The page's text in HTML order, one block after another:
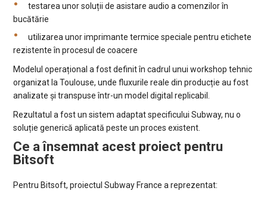
testarea unor soluții de asistare audio a comenzilor în
bucătărie
utilizarea unor imprimante termice speciale pentru etichete
rezistente în procesul de coacere
Modelul operațional a fost definit în cadrul unui workshop tehnic
organizat la Toulouse, unde fluxurile reale din producție au fost
analizate și transpuse într-un model digital replicabil.
Rezultatul a fost un sistem adaptat specificului Subway, nu o
soluție generică aplicată peste un proces existent.
Ce a însemnat acest proiect pentru
Bitsoft
Pentru Bitsoft, proiectul Subway France a reprezentat: